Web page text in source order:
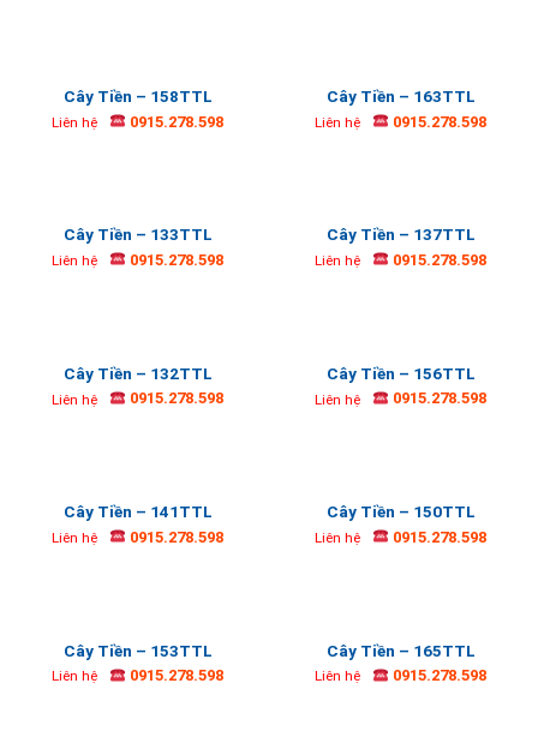
Cây Tiền – 158TTL
Liên hệ 0915.278.598
Cây Tiền – 163TTL
Liên hệ 0915.278.598
Cây Tiền – 133TTL
Liên hệ 0915.278.598
Cây Tiền – 137TTL
Liên hệ 0915.278.598
Cây Tiền – 132TTL
Liên hệ 0915.278.598
Cây Tiền – 156TTL
Liên hệ 0915.278.598
Cây Tiền – 141TTL
Liên hệ 0915.278.598
Cây Tiền – 150TTL
Liên hệ 0915.278.598
Cây Tiền – 153TTL
Liên hệ 0915.278.598
Cây Tiền – 165TTL
Liên hệ 0915.278.598